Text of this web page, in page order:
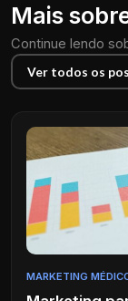
Mais
Continue lendo
Ver todos os
MARKETING